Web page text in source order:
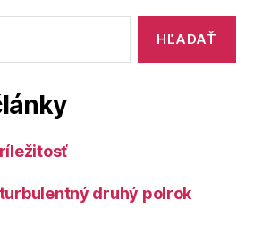
druhý polrok